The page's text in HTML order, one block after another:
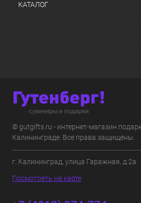
КАТАЛОГ
© gutgifts.ru - интернет-магазин
Калининграде. Все права защищены.
г. Калининград, улица Гаражная, д.2а
Посмотреть на карте